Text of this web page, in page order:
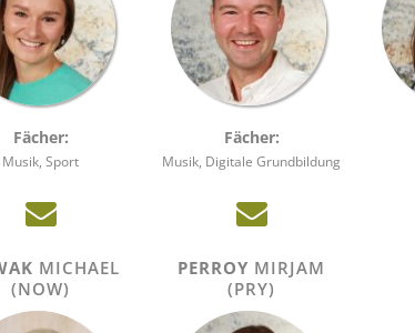
Fächer:
Musik, Sport
Fächer:
Musik, Digitale Grundbildung
MICHAEL
(NOW)
PERROY MIRJAM
(PRY)